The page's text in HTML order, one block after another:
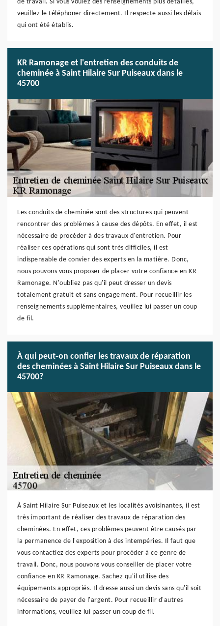
de travail. Si vous voulez des renseignements plus détaillés,
veuillez le téléphoner directement. Il respecte aussi les délais
qui ont été établis.
KR Ramonage et l'entretien des conduits de
cheminée à Saint Hilaire Sur Puiseaux dans le
45700
Les conduits de cheminée sont des structures qui peuvent
rencontrer des problèmes à cause des dépôts. En effet, il est
nécessaire de procéder à des travaux d'entretien. Pour
réaliser ces opérations qui sont très difficiles, il est
indispensable de convier des experts en la matière. Donc,
nous pouvons vous proposer de placer votre confiance en KR
Ramonage. N'oubliez pas qu'il peut dresser un devis
totalement gratuit et sans engagement. Pour recueillir les
renseignements supplémentaires, veuillez lui passer un coup
de fil.
À qui peut-on confier les travaux de réparation
des cheminées à Saint Hilaire Sur Puiseaux dans le
45700?
À Saint Hilaire Sur Puiseaux et les localités avoisinantes, il est
très important de réaliser des travaux de réparation des
cheminées. En effet, ces problèmes peuvent être causés par
la permanence de l'exposition à des intempéries. Il faut que
vous contactiez des experts pour procéder à ce genre de
travail. Donc, nous pouvons vous conseiller de placer votre
confiance en KR Ramonage. Sachez qu'il utilise des
équipements appropriés. Il dresse aussi un devis sans qu'il soit
nécessaire de payer de l'argent. Pour recueillir d'autres
informations, veuillez lui passer un coup de fil.